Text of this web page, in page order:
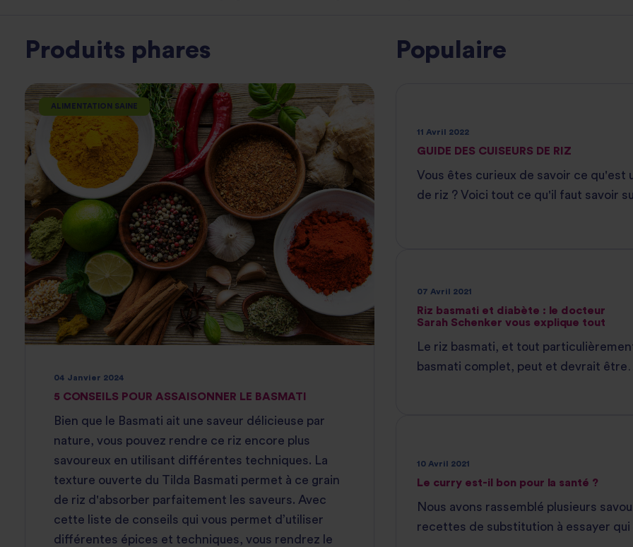
Produits phares Populaire
ALIMENTATION SAINE
04 Janvier 2024
5 CONSEILS POUR ASSAISONNER LE BASMATI
Bien que le Basmati ait une saveur délicieuse par
nature, vous pouvez rendre ce riz encore plus
savoureux en utilisant différentes techniques. La
texture ouverte du Tilda Basmati permet à ce grain
de riz d'absorber parfaitement les saveurs. Avec
cette liste de conseils qui vous permet d’utiliser
différentes épices et techniques, vous rendrez le
11 Avril 2022
GUIDE DES CUISEURS DE RIZ
Vous êtes curieux de savoir ce qu'est
de riz ? Voici tout ce qu'il faut savoir
07 Avril 2021
Riz basmati et diabète : le docteur
Sarah Schenker vous explique tout
Le riz basmati, et tout
basmati complet, peut et devrait être
10 Avril 2021
Le curry est-il bon pour la santé ?
Nous avons rassemblé plusieurs
recettes de substitution à essayer qui